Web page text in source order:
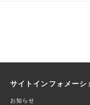
サイトインフォメーシ
お知らせ